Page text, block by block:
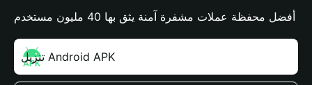
أفضل محفظة عملات مشفرة آمنة يثق بها 40 مليون مستخدم
تنزيل Android APK